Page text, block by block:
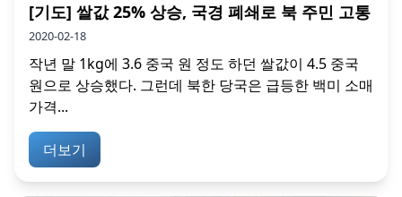
[기도] 쌀값 25% 상승, 국경 폐쇄로 북 주민 고통
2020-02-18
작년 말 1kg에 3.6 중국 원 정도 하던 쌀값이 4.5 중국
원으로 상승했다. 그런데 북한 당국은 급등한 백미 소매
가격...
더보기